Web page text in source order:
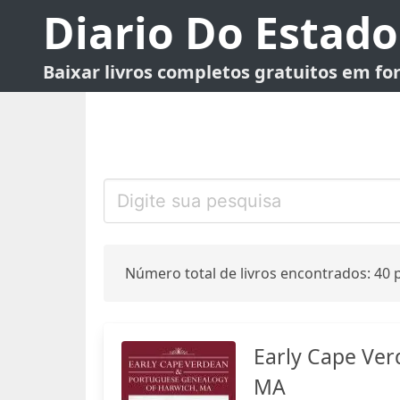
Diario Do Estado
Baixar livros completos gratuitos em
Número total de livros encontrados: 40
Early Cape
MA